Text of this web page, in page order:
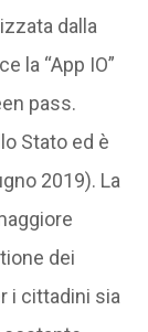
dalla
la “App IO”
pass.
Stato ed è
2019). La
dei
i cittadini sia